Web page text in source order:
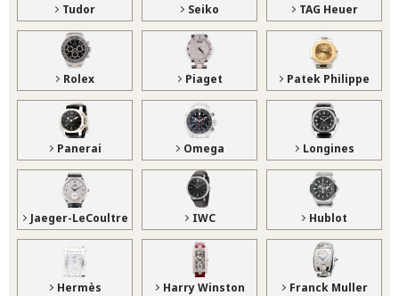
Tudor Seiko TAG Heuer
Rolex Piaget Patek Philippe
Panerai Omega Longines
Jaeger-LeCoultre IWC Hublot
Hermès Harry Winston Franck Muller